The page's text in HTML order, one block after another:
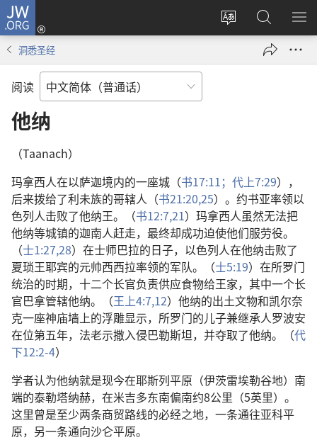
JW.ORG
更
登
录
（打
搜
索
JW.ORG
显
洞悉圣经
阅读
他纳
（Taanach）
玛拿西人在以萨迦境内的一座城（书17:11； 代上7:29），
后来拨给了利未族的哥辖人（书21:20,25）。约书亚率领以
色列人击败了他纳王。（书12:7,21）玛拿西人虽然无法把
他纳等城镇的迦南人赶走，最终却成功迫使他们服劳役。
（士1:27,28）在士师巴拉的日子，以色列人在他纳击败了
夏琐王耶宾的元帅西西拉率领的军队。（士5:19）在所罗门
统治的时期，十二个长官负责供应食物给王家，其中一个长
官巴拿管辖他纳。（王上4:7,12）他纳的出土文物和凯尔奈
克一座神庙墙上的浮雕显示，所罗门的儿子兼继承人罗波安
在位第五年，法老示撒入侵巴勒斯坦，并夺取了他纳。（代
下12:2-4）
学者认为他纳就是现今在耶斯列平原（伊茨雷埃勒谷地）南
端的泰勒塔纳赫，在米吉多东南偏南约8公里（5英里）。
这里曾是至少两条商贸路线的必经之地，一条通往亚科平
原，另一条通向沙仑平原。